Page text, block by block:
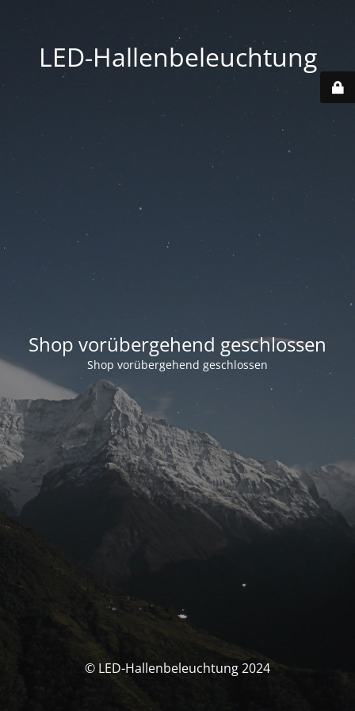
LED-Hallenbeleuchtung
Shop vorübergehend geschlossen
Shop vorübergehend geschlossen
© LED-Hallenbeleuchtung 2024